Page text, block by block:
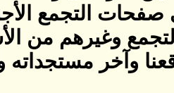
التجمع
وغيرهم من
وآخر مستجداته